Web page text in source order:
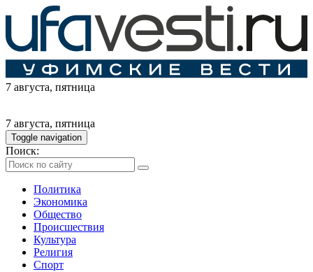
7 августа, пятница
7 августа, пятница
Toggle navigation
Поиск:
Политика
Экономика
Общество
Происшествия
Культура
Религия
Спорт